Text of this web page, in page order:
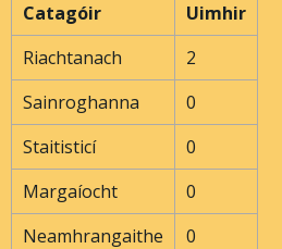
Catagóir
Uimhir
Riachtanach
2
Sainroghanna
0
Staitisticí
0
Margaíocht
0
Neamhrangaithe
0